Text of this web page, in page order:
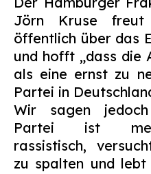
Jörn Kruse
öffentlich über das
und hofft „dass die
als eine ernst zu
Partei in
Wir sagen
Partei ist
rassistisch,
zu spalten und lebt